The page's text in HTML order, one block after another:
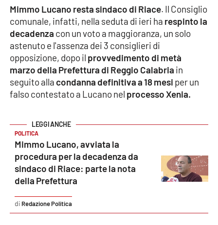
Editoriali
VIDEO
Ambiente
Cronaca
Economia e Lavoro
Politica
Sanità
Società
Mimmo Lucano resta sindaco di Riace. Il Consiglio
comunale, infatti, nella seduta di ieri ha respinto la
decadenza con un voto a maggioranza, un solo
astenuto e l'assenza dei 3 consiglieri di
opposizione, dopo il provvedimento di metà
marzo della Prefettura di Reggio Calabria in
seguito alla condanna definitiva a 18 mesi per un
falso contestato a Lucano nel processo Xenia.
POLITICA
Mimmo Lucano, avviata la
procedura per la decadenza da
sindaco di Riace: parte la nota
della Prefettura
Redazione Politica